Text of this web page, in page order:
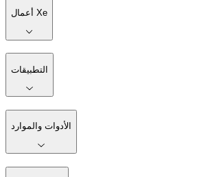
أعمال Xe
التطبيقات
الأدوات والموارد